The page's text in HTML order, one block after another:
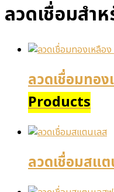
ลวดเชื่อมสำ
ลวดเชื่อมทอ
Products
ลวดเชื่อมสแต